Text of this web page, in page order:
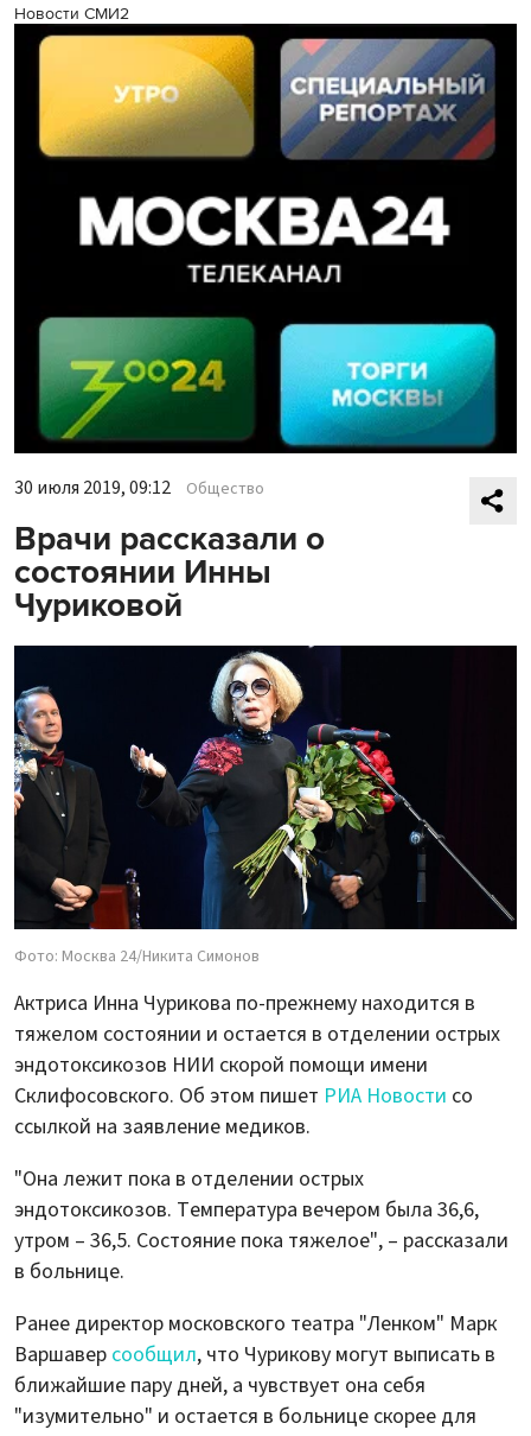
Новости СМИ2
30 июля 2019, 09:12 Общество
Врачи рассказали о
состоянии Инны
Чуриковой
Фото: Москва 24/Никита Симонов
Актриса Инна Чурикова по-прежнему находится в
тяжелом состоянии и остается в отделении острых
эндотоксикозов НИИ скорой помощи имени
Склифосовского. Об этом пишет РИА Новости со
ссылкой на заявление медиков.
"Она лежит пока в отделении острых
эндотоксикозов. Температура вечером была 36,6,
утром – 36,5. Состояние пока тяжелое", – рассказали
в больнице.
Ранее директор московского театра "Ленком" Марк
Варшавер сообщил, что Чурикову могут выписать в
ближайшие пару дней, а чувствует она себя
"изумительно" и остается в больнице скорее для